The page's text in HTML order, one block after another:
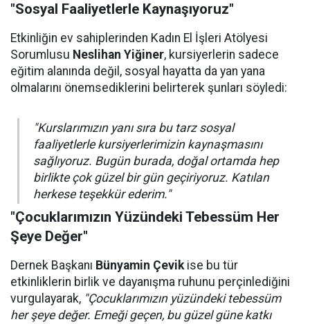
"Sosyal Faaliyetlerle Kaynaşıyoruz"
Etkinliğin ev sahiplerinden Kadın El İşleri Atölyesi
Sorumlusu Neslihan Yiğiner, kursiyerlerin sadece
eğitim alanında değil, sosyal hayatta da yan yana
olmalarını önemsediklerini belirterek şunları söyledi:
"Kurslarımızın yanı sıra bu tarz sosyal
faaliyetlerle kursiyerlerimizin kaynaşmasını
sağlıyoruz. Bugün burada, doğal ortamda hep
birlikte çok güzel bir gün geçiriyoruz. Katılan
herkese teşekkür ederim."
"Çocuklarımızın Yüzündeki Tebessüm Her
Şeye Değer"
Dernek Başkanı Bünyamin Çevikise bu tür
etkinliklerin birlik ve dayanışma ruhunu perçinlediğini
vurgulayarak, "Çocuklarımızın yüzündeki tebessüm
her şeye değer. Emeği geçen, bu güzel güne katkı